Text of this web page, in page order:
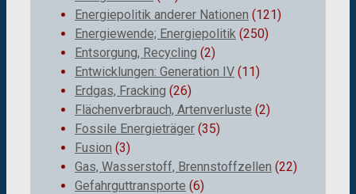
Energiepolitik anderer Nationen (121)
Energiewende; Energiepolitik (250)
Entsorgung, Recycling (2)
Entwicklungen: Generation IV (11)
Erdgas, Fracking (26)
Flächenverbrauch, Artenverluste (2)
Fossile Energieträger (35)
Fusion (3)
Gas, Wasserstoff, Brennstoffzellen (22)
Gefahrguttransporte (6)